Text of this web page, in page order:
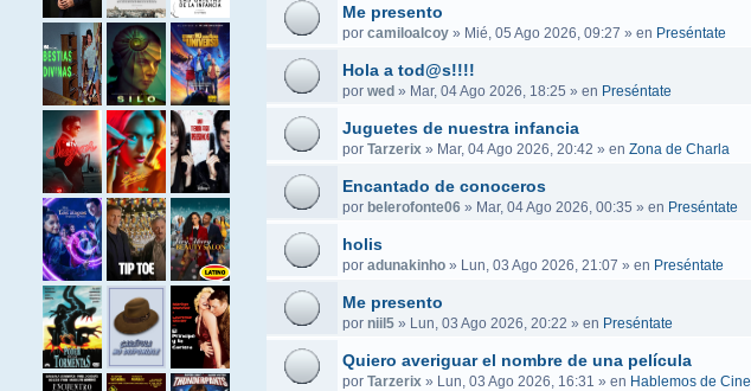
Me presento
por camiloalcoy» Mié, 05 Ago 2026, 09:27 » en Preséntate
Hola a tod@s!!!!
por wed » Mar, 04 Ago 2026, 18:25 » en Preséntate
Juguetes de nuestra infancia
por Tarzerix» Mar, 04 Ago 2026, 20:42 » en Zona de Charla
Encantado de conoceros
por belerofonte06 » Mar, 04 Ago 2026, 00:35 » en Preséntate
holis
por adunakinho» Lun, 03 Ago 2026, 21:07 » en Preséntate
Me presento
por niil5» Lun, 03 Ago 2026, 20:22 » en Preséntate
Quiero averiguar el nombre de una película
por Tarzerix» Lun, 03 Ago 2026, 16:31 » en Hablemos de Cine